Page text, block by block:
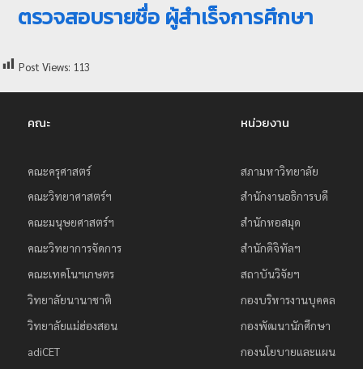
า
ชี
ง
ใ
ห
ม่
ตรวจสอบรายชื่อ ผู้สำเร็จการศึกษา
Post Views: 113
คณะ
คณะครุศาสตร์
คณะวิทยาศาสตร์ฯ
คณะมนุษยศาสตร์ฯ
คณะวิทยาการจัดการ
คณะเทคโนฯเกษตร
วิทยาลัยนานาชาติ
วิทยาลัยแม่ฮ่องสอน
adiCET
หน่วยงาน
สภามหาวิทยาลัย
สำนักงานอธิการบดี
สำนักหอสมุด
สำนักดิจิทัลฯ
สถาบันวิจัยฯ
กองบริหารงานบุคคล
กองพัฒนานักศึกษา
กองนโยบายและแผน